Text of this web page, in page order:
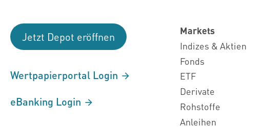
Jetzt Depot eröffnen
Wertpapierportal Login
eBanking Login
Markets
Indizes & Aktien
Fonds
ETF
Derivate
Rohstoffe
Anleihen